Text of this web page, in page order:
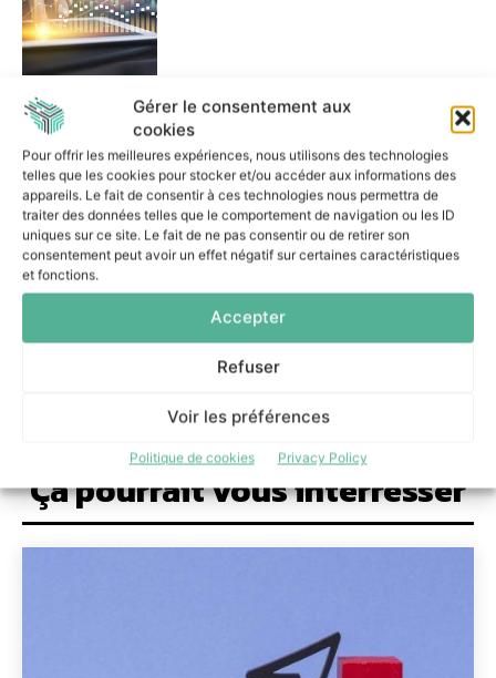
Gérer le consentement aux
cookies
Pour offrir les meilleures expériences, nous utilisons des technologies
telles que les cookies pour stocker et/ou accéder aux informations des
appareils. Le fait de consentir à ces technologies nous permettra de
traiter des données telles que le comportement de navigation ou les ID
uniques sur ce site. Le fait de ne pas consentir ou de retirer son
consentement peut avoir un effet négatif sur certaines caractéristiques
et fonctions.
Accepter
Refuser
Voir les préférences
Politique de cookies Privacy Policy
Comment bcom et Label4.ai
comptent lutter contre les
manipulations de contenus IA
22 juin 2026
Ça pourrait vous interresser